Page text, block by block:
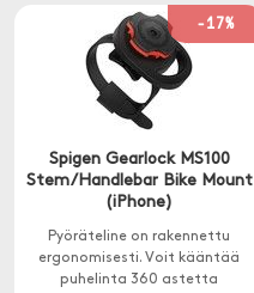
-17%
Spigen Gearlock MS100
Stem/Handlebar Bike Mount
(iPhone)
Pyöräteline on rakennettu
ergonomisesti. Voit kääntää
puhelinta 360 astetta